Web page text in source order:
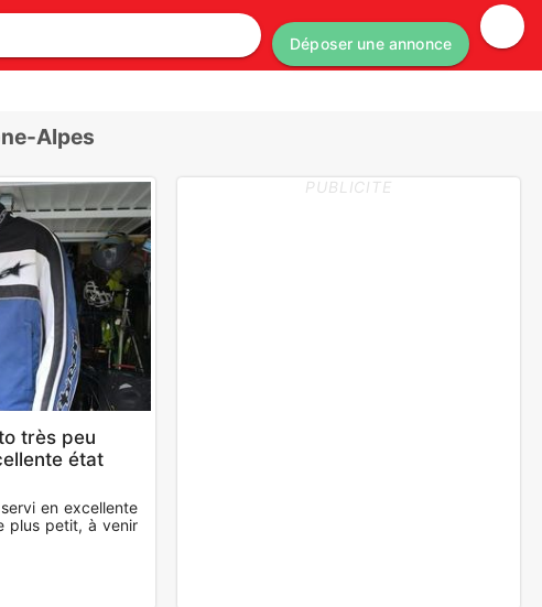
Déposer une annonce
Alpes
très peu
état
en excellente
plus petit, à venir
PUBLICITE